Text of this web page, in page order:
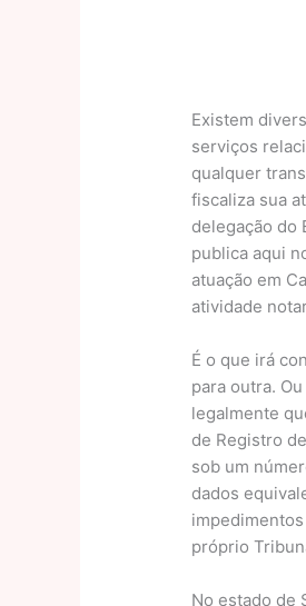
Existem
serviços
qualquer
fiscaliza sua
delegação do
publica aqui
atuação em
atividade
É o que irá
para outra.
legalmente
de Registro
sob um
dados
próprio
No estado de